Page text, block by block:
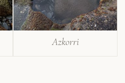
Azkorri